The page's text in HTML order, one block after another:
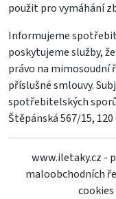
použit pro vymáhání
Informujeme
poskytujeme služby,
právo na mimosoudní
příslušné smlouvy.
spotřebitelských
Štěpánská 567/15, 120
www.iletaky.cz -
maloobchodních
cookies